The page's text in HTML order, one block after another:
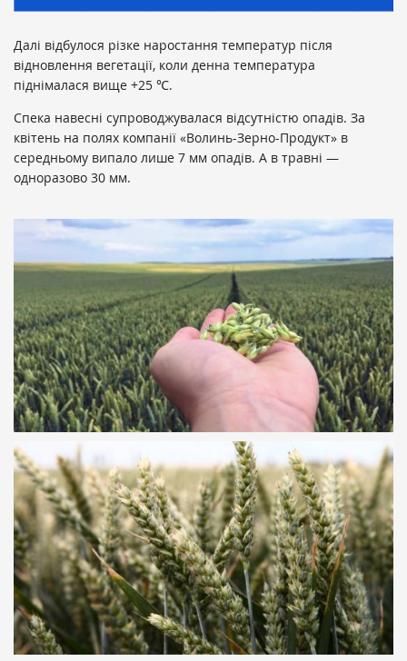
Далі відбулося різке наростання температур після
відновлення вегетації, коли денна температура
піднімалася вище +25 ℃.
Спека навесні супроводжувалася відсутністю опадів. За
квітень на полях компанії «Волинь-Зерно-Продукт» в
середньому випало лише 7 мм опадів. А в травні —
одноразово 30 мм.